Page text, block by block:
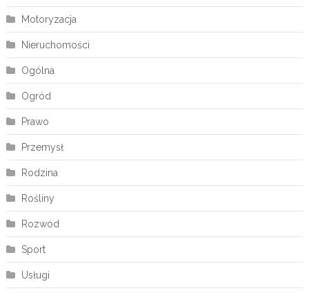
Motoryzacja
Nieruchomości
Ogólna
Ogród
Prawo
Przemysł
Rodzina
Rośliny
Rozwód
Sport
Usługi